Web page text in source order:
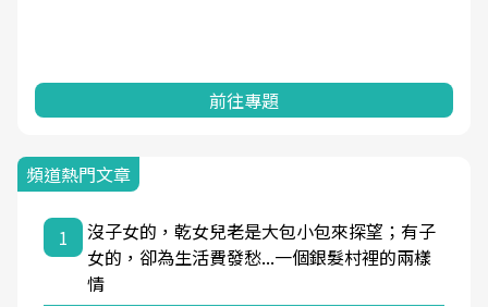
前往專題
頻道熱門文章
1
沒子女的，乾女兒老是大包小包來探望；有子
女的，卻為生活費發愁...一個銀髮村裡的兩樣
情